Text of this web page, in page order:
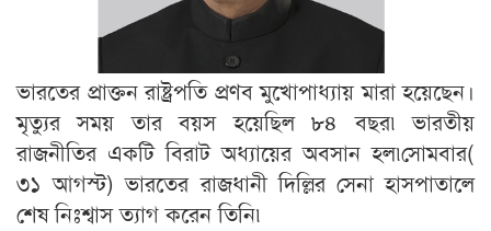
ভারতের প্রাক্তন রাষ্ট্রপতি প্রণব মুখোপাধ্যায় মারা হয়েছেন।
মৃত্যুর সময় তার বয়স হয়েছিল ৮৪ বছর৷ ভারতীয়
রাজনীতির একটি বিরাট অধ্যায়ের অবসান হল৷সোমবার(
৩১ আগস্ট) ভারতের রাজধানী দিল্লির সেনা হাসপাতালে
শেষ নিঃশ্বাস ত্যাগ করেন তিনি৷